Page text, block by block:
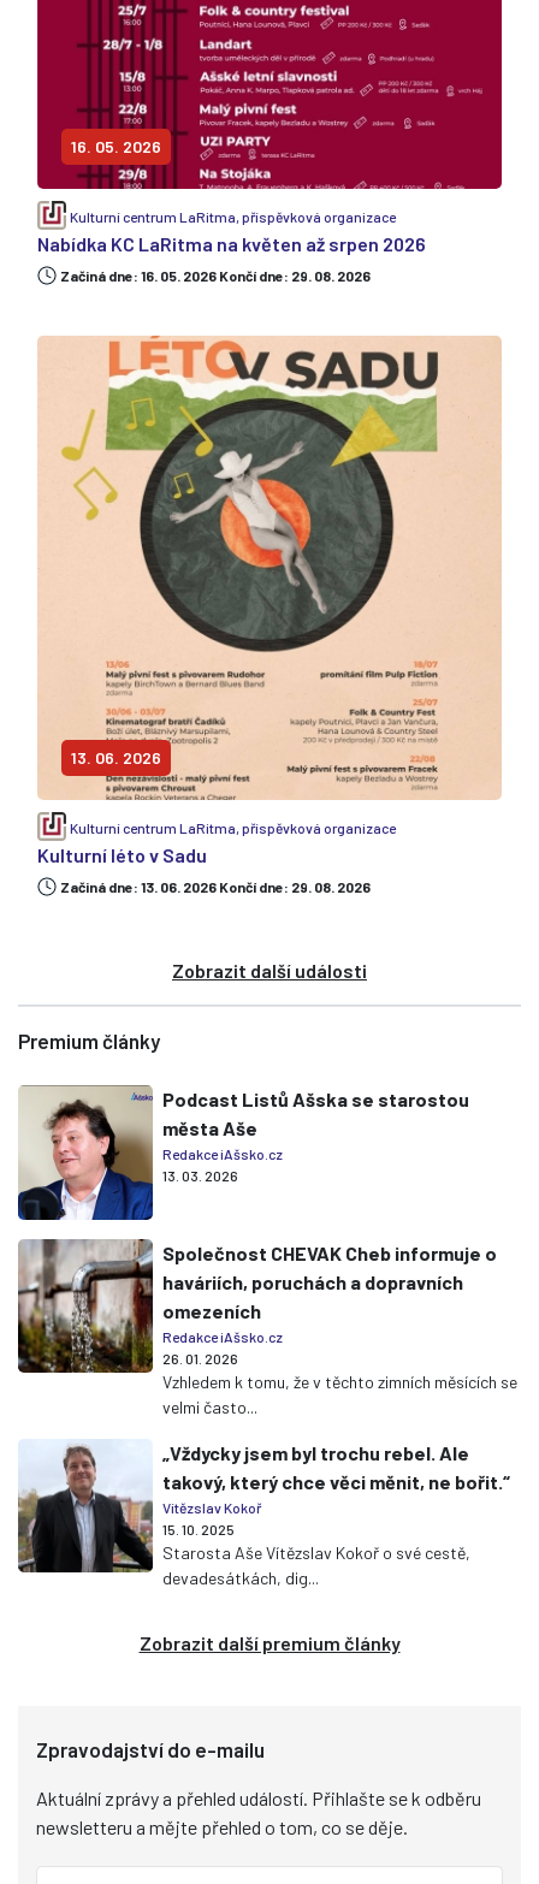
16. 05. 2026
Kulturní centrum LaRitma, příspěvková organizace
Nabídka KC LaRitma na květen až srpen 2026
Začiná dne: 16. 05. 2026 Končí dne: 29. 08. 2026
13. 06. 2026
Kulturní centrum LaRitma, příspěvková organizace
Kulturní léto v Sadu
Začiná dne: 13. 06. 2026 Končí dne: 29. 08. 2026
Zobrazit další události
Premium články
Podcast Listů Ašska se starostou
města Aše
Redakce iAšsko.cz
13. 03. 2026
Společnost CHEVAK Cheb informuje o
haváriích, poruchách a dopravních
omezeních
Redakce iAšsko.cz
26. 01. 2026
Vzhledem k tomu, že v těchto zimních měsících se
velmi často...
„Vždycky jsem byl trochu rebel. Ale
takový, který chce věci měnit, ne bořit.“
Vítězslav Kokoř
15. 10. 2025
Starosta Aše Vítězslav Kokoř o své cestě,
devadesátkách, dig...
Zobrazit další premium články
Zpravodajství do e-mailu
Aktuální zprávy a přehled událostí. Přihlašte se k odběru
newsletteru a mějte přehled o tom, co se děje.